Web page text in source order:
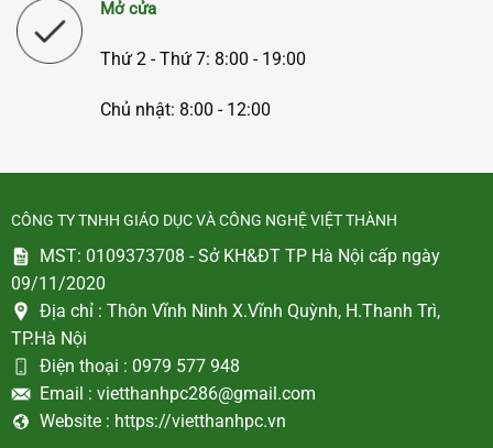
Mở cửa
Thứ 2 - Thứ 7: 8:00 - 19:00
Chủ nhật: 8:00 - 12:00
CÔNG TY TNHH GIÁO DỤC VÀ CÔNG NGHỆ VIỆT THÀNH
MST: 0109373708 - Sở KH&ĐT TP Hà Nội cấp ngày
09/11/2020
Địa chỉ : Thôn Vĩnh Ninh X.Vĩnh Quỳnh, H.Thanh Trì,
TP.Hà Nội
Điện thoại : 0979 577 948
Email : vietthanhpc286@gmail.com
Website : https://vietthanhpc.vn